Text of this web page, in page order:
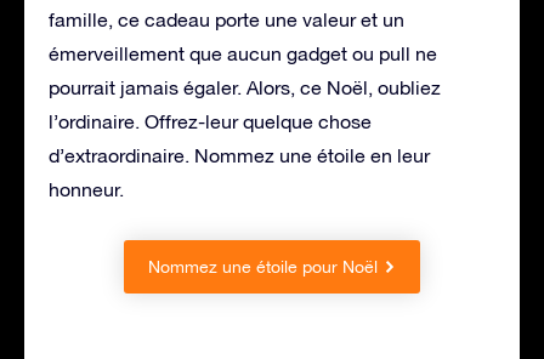
famille, ce cadeau porte une valeur et un
émerveillement que aucun gadget ou pull ne
pourrait jamais égaler. Alors, ce Noël, oubliez
l’ordinaire. Offrez-leur quelque chose
d’extraordinaire. Nommez une étoile en leur
honneur.
Nommez une étoile pour Noël